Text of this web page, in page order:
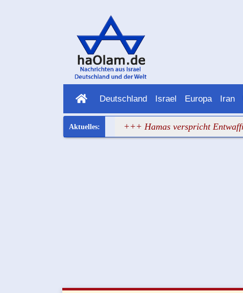
Deutschland Israel Europa Iran
hat wieder versagt +++ Hamas verspricht Entwaffnung